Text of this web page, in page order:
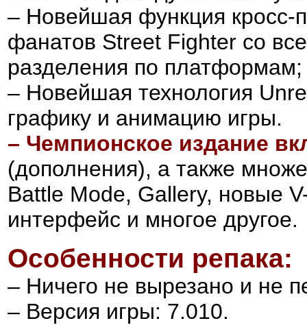
– Новейшая функция кросс-
фанатов Street Fighter со
разделения по платформам;
– Новейшая технология
графику и анимацию игры.
– Чемпионское издание
(дополнения), а также
Battle Mode, Gallery, новые
интерфейс и многое другое.
Особенности репака:
– Ничего не вырезано и не
– Версия игры: 7.010.